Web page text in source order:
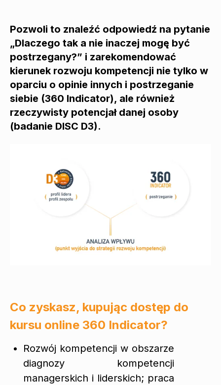
Pozwoli to znaleźć odpowiedź na pytanie
„Dlaczego tak a nie inaczej mogę być
postrzegany?” i zarekomendować
kierunek rozwoju kompetencji nie tylko w
oparciu o opinie innych i postrzeganie
siebie (360 Indicator), ale również
rzeczywisty potencjał danej osoby
(badanie DISC D3).
Co zyskasz, kupując dostęp do
kursu online 360 Indicator?
Rozwój kompetencji w obszarze
diagnozy kompetencji
managerskich i liderskich; praca